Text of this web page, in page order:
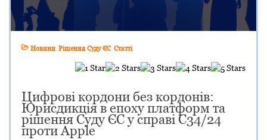
Новини Рішення Суду ЄС Статті
Цифрові кордони без кордонів:
Юрисдикція в епоху платформ та
рішення Суду ЄС у справі C34/24
проти Apple